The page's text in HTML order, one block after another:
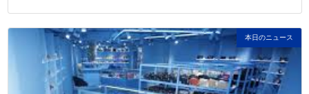
本日のニュース